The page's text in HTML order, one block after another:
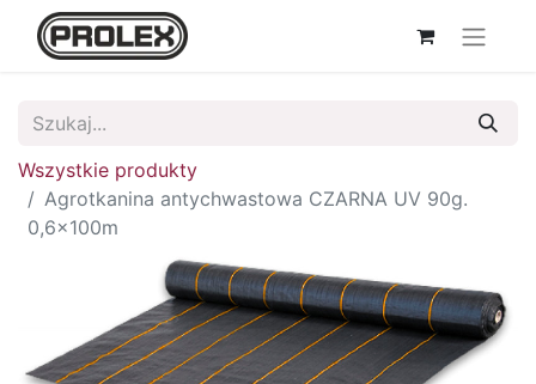
Wszystkie produkty
Agrotkanina antychwastowa CZARNA UV 90g.
0,6x100m